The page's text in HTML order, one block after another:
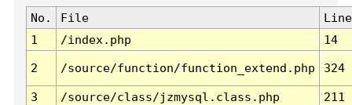
No. File
Line
1
/index.php 14
2 /source/function/function_extend.php 324
3 /source/class/jzmysql.class.php
211